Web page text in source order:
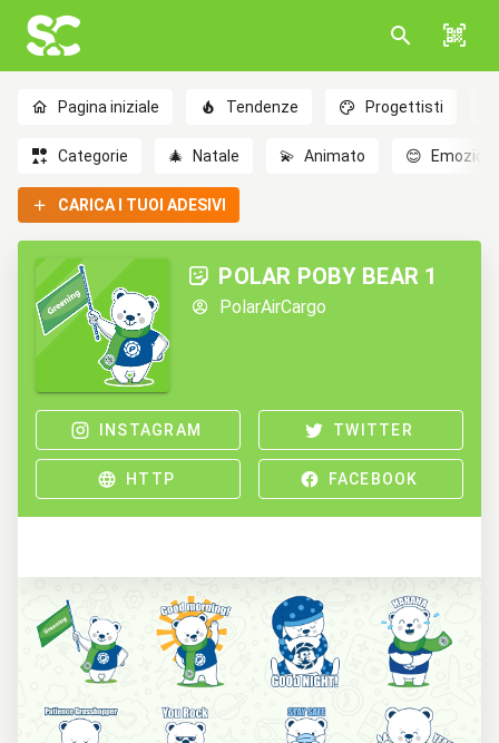
Pagina iniziale Tendenze Progettisti
Categorie 🎄 Natale 💫 Animato 😊 Emozioni
CARICA I TUOI ADESIVI
POLAR POBY BEAR 1
PolarAirCargo
INSTAGRAM TWITTER
HTTP FACEBOOK